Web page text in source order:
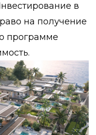
в
на получение
программе